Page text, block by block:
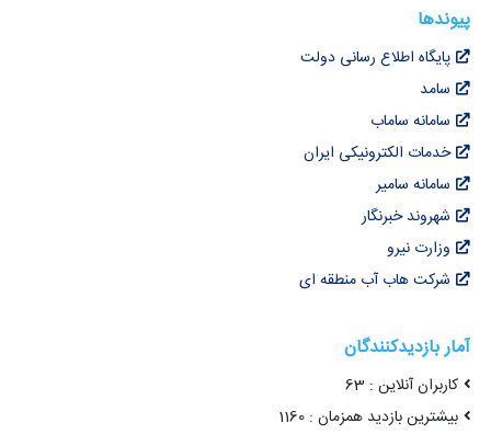
پیوندها
پایگاه اطلاع رسانی دولت
سامد
سامانه ساماب
خدمات الکترونیکی ایران
سامانه سامیر
شهروند خبرنگار
وزارت نیرو
شرکت هاب آب منطقه ای
آمار بازدیدکنندگان
کاربران آنلاین : 63
بیشترین بازدید همزمان : 1160